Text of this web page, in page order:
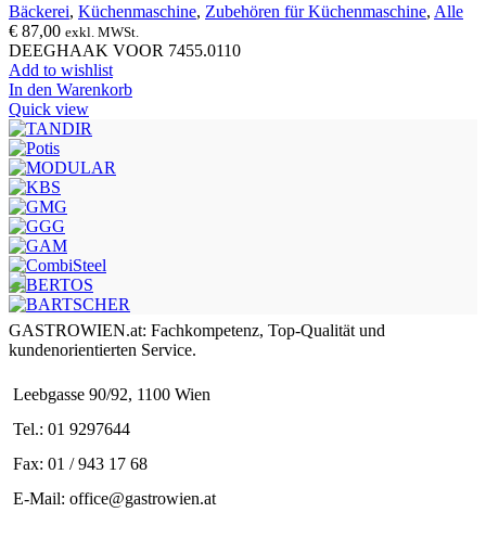
Bäckerei, Küchenmaschine, Zubehören für Küchenmaschine, Alle
€ 87,00 exkl. MWSt.
DEEGHAAK VOOR 7455.0110
Add to wishlist
In den Warenkorb
Quick view
GASTROWIEN.at: Fachkompetenz, Top-Qualität und
kundenorientierten Service.
Leebgasse 90/92, 1100 Wien
Tel.: 01 9297644
Fax: 01 / 943 17 68
E-Mail: office@gastrowien.at